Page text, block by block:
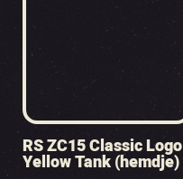
RS ZC15 Classic Logo
Yellow Tank (hemdje)